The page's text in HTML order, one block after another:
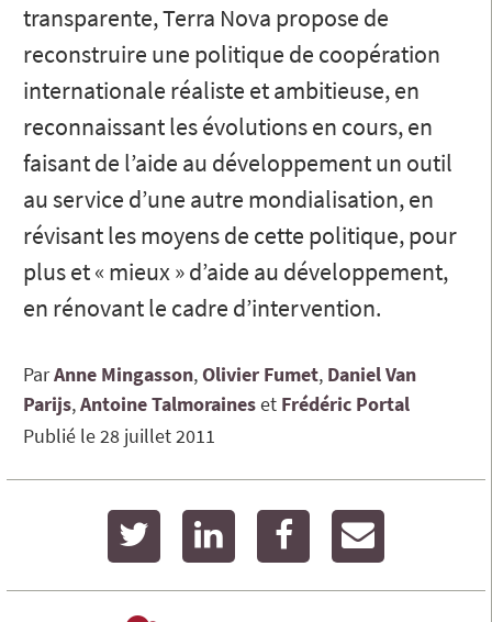
transparente, Terra Nova propose de
reconstruire une politique de coopération
internationale réaliste et ambitieuse, en
reconnaissant les évolutions en cours, en
faisant de l’aide au développement un outil
au service d’une autre mondialisation, en
révisant les moyens de cette politique, pour
plus et « mieux » d’aide au développement,
en rénovant le cadre d’intervention.
ParAnne Mingasson Olivier Fumet DanielVan
Parijs AntoineTalmoraines Frédéric Portal
Publié le28 juillet 2011
twitter linkedin facebook